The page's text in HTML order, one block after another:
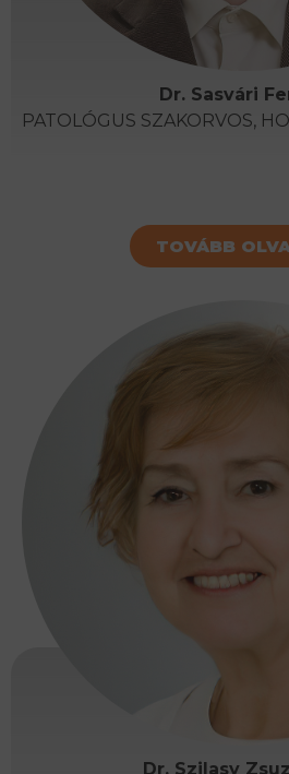
Dr. Sasvári
PATOLÓGUS SZAKORVOS,
TOVÁBB
Dr. Szilasy